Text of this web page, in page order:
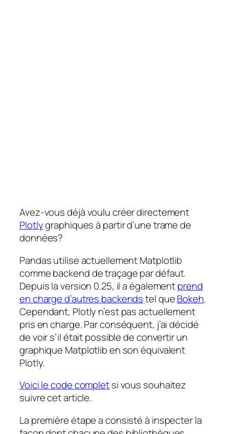
Avez-vous déjà voulu créer directement
Plotlygraphiques à partir d’une trame de
données?
Pandas utilise actuellement Matplotlib
comme backend de traçage par défaut.
Depuis la version 0.25, il a égalementprend
en charge d’autres backendstel queBokeh.
Cependant, Plotly n’est pas actuellement
pris en charge. Par conséquent, j’ai décidé
de voir s’il était possible de convertir un
graphique Matplotlib en son équivalent
Plotly.
Voici le code completsi vous souhaitez
suivre cet article.
La première étape a consisté à inspecter la